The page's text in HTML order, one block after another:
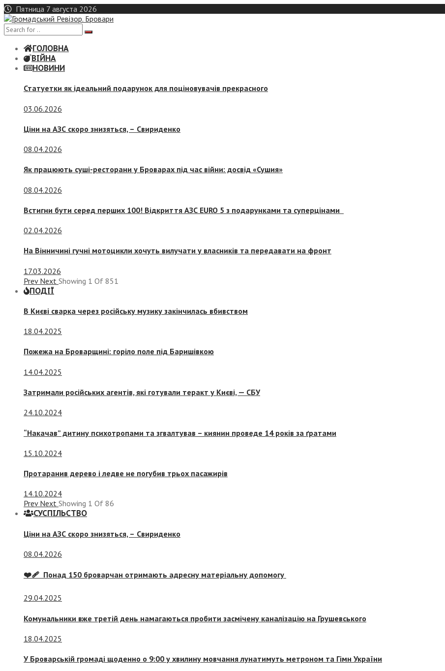
Skip
to
content
Пятница 7 августа 2026
ГОЛОВНА
ВІЙНА
НОВИНИ
Статуетки як ідеальний подарунок для поціновувачів прекрасного
03.06.2026
Ціни на АЗС скоро знизяться, – Свириденко
08.04.2026
Як працюють суші-ресторани у Броварах під час війни: досвід «Сушия»
08.04.2026
Встигни бути серед перших 100! Відкриття АЗС EURO 5 з подарунками та суперцінами
02.04.2026
На Вінничині гучні мотоцикли хочуть вилучати у власників та передавати на фронт
17.03.2026
Prev Next Showing 1 Of 851
ПОДІЇ
В Києві сварка через російську музику закінчилась вбивством
18.04.2025
Пожежа на Броварщині: горіло поле під Баришівкою
14.04.2025
Затримали російських агентів, які готували теракт у Києві, — СБУ
24.10.2024
“Накачав” дитину психотропами та згвалтував – киянин проведе 14 років за ґратами
15.10.2024
Протаранив дерево і ледве не погубив трьох пасажирів
14.10.2024
Prev Next Showing 1 Of 86
СУСПIЛЬСТВО
Ціни на АЗС скоро знизяться, – Свириденко
08.04.2026
❤️‍🩹 Понад 150 броварчан отримають адресну матеріальну допомогу
29.04.2025
Комунальники вже третій день намагаються пробити засмічену каналізацію на Грушевського
18.04.2025
У Броварській громаді щоденно о 9:00 у хвилину мовчання лунатимуть метроном та Гімн України